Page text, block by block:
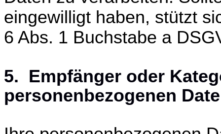
eingewilligt haben, stützt
6 Abs. 1 Buchstabe a
5. Empfänger oder
personenbezogenen